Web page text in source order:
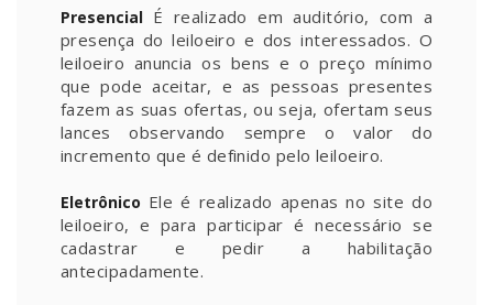
Presencial É realizado em auditório, com a
presença do leiloeiro e dos interessados. O
leiloeiro anuncia os bens e o preço mínimo
que pode aceitar, e as pessoas presentes
fazem as suas ofertas, ou seja, ofertam seus
lances observando sempre o valor do
incremento que é definido pelo leiloeiro.
Eletrônico Ele é realizado apenas no site do
leiloeiro, e para participar é necessário se
cadastrar e pedir a habilitação
antecipadamente.